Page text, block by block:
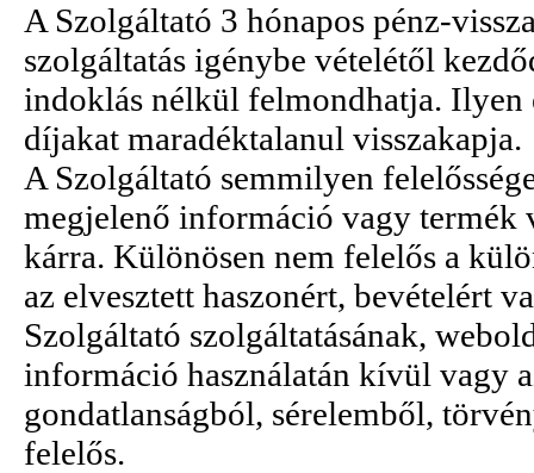
A Szolgáltató 3 hónapos pénz-
szolgáltatás igénybe vételétől
indoklás nélkül felmondhatja. Ilyen
díjakat maradéktalanul visszakapja.
A Szolgáltató semmilyen
megjelenő információ vagy termék
kárra. Különösen nem felelős a
az elvesztett haszonért, bevételért
Szolgáltató szolgáltatásának,
információ használatán kívül vagy
gondatlanságból, sérelemből,
felelős.